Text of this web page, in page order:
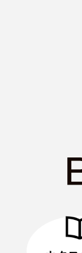
■ 来場予約
1. 当フォ
2. 当日ご
3. 弊社の
■ その他、
・初めて
く方のみ対
・プレゼ